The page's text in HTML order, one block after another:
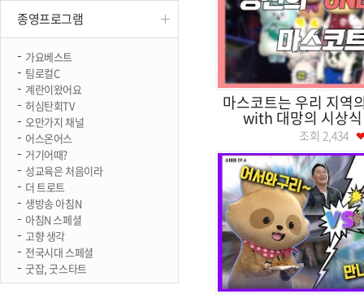
종영프로그램
가요베스트
팀로컬C
계란이왔어요
허심탄회TV
오만가지 채널
어스온어스
거기어때?
성교육은 처음이라
더 트로트
생방송 아침N
아침N 스페셜
고향 생각
전국시대 스페셜
굿잡, 굿스타트
마스코트는 우리 지역
with 대망의 시상
조회 2,434